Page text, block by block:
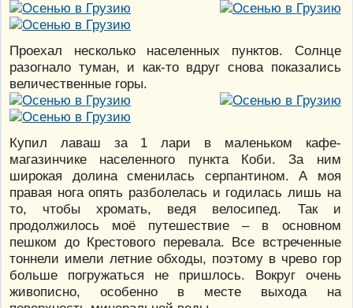
Проехал несколько населенных пунктов. Солнце
разогнало туман, и как-то вдруг снова показались
величественные горы.
Купил лаваш за 1 лари в маленьком кафе-
магазинчике населенного пункта Коби. За ним
широкая долина сменилась серпантином. А моя
правая нога опять разболелась и годилась лишь на
то, чтобы хромать, ведя велосипед. Так и
продолжилось моё путешествие – в основном
пешком до Крестового перевала. Все встреченные
тоннели имели летние обходы, поэтому в чрево гор
больше погружаться не пришлось. Вокруг очень
живописно, особенно в месте выхода на